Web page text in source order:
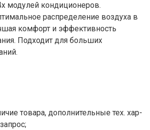
модулей кондиционеров.
распределение воздуха в
комфорт и эффективность
Подходит для больших
товара, дополнительные тех. хар-